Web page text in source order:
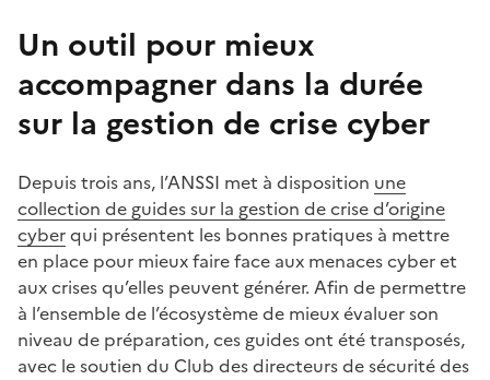
Un outil pour mieux
accompagner dans la durée
sur la gestion de crise cyber
Depuis trois ans, l’ANSSI met à disposition une
collection de guides sur la gestion de crise d’origine
cyberqui présentent les bonnes pratiques à mettre
en place pour mieux faire face aux menaces cyber et
aux crises qu’elles peuvent générer. Afin de permettre
à l’ensemble de l’écosystème de mieux évaluer son
niveau de préparation, ces guides ont été transposés,
avec le soutien du Club des directeurs de sécurité des